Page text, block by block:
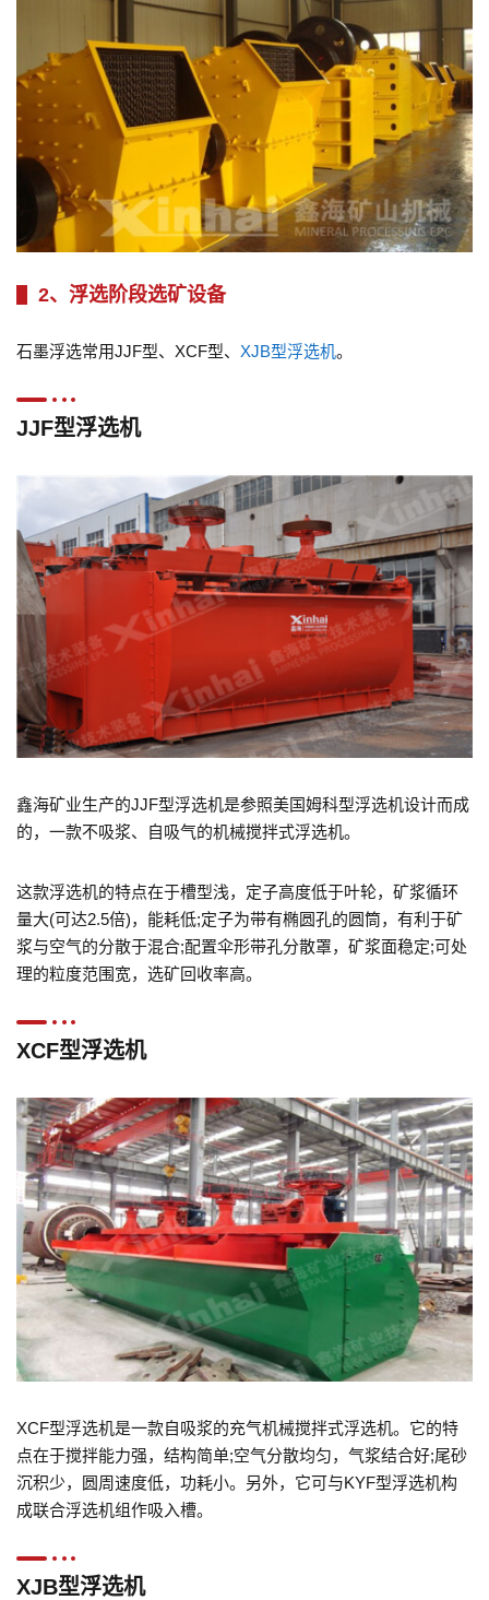
2、浮选阶段选矿设备
石墨浮选常用JJF型、XCF型、 XJB型浮选机。
JJF型浮选机
鑫海矿业生产的JJF型浮选机是参照美国姆科型浮选机设计而成
的，一款不吸浆、自吸气的机械搅拌式浮选机。
这款浮选机的特点在于槽型浅，定子高度低于叶轮，矿浆循环
量大(可达2.5倍)，能耗低;定子为带有椭圆孔的圆筒，有利于矿
浆与空气的分散于混合;配置伞形带孔分散罩，矿浆面稳定;可处
理的粒度范围宽，选矿回收率高。
XCF型浮选机
XCF型浮选机是一款自吸浆的充气机械搅拌式浮选机。它的特
点在于搅拌能力强，结构简单;空气分散均匀，气浆结合好;尾砂
沉积少，圆周速度低，功耗小。另外，它可与KYF型浮选机构
成联合浮选机组作吸入槽。
XJB型浮选机